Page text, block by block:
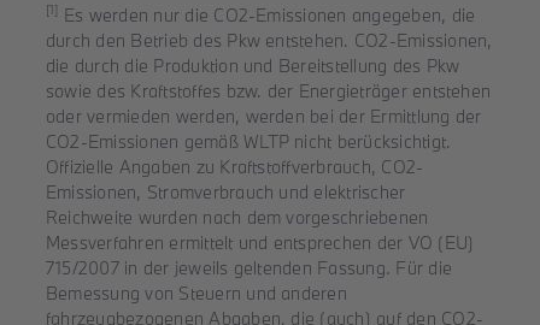
[1] Es werden nur die CO2-Emissionen angegeben, die
durch den Betrieb des Pkw entstehen. CO2-Emissionen,
die durch die Produktion und Bereitstellung des Pkw
sowie des Kraftstoffes bzw. der Energieträger entstehen
oder vermieden werden, werden bei der Ermittlung der
CO2-Emissionen gemäß WLTP nicht berücksichtigt.
Offizielle Angaben zu Kraftstoffverbrauch, CO2-
Emissionen, Stromverbrauch und elektrischer
Reichweite wurden nach dem vorgeschriebenen
Messverfahren ermittelt und entsprechen der VO (EU)
715/2007 in der jeweils geltenden Fassung. Für die
Bemessung von Steuern und anderen
fahrzeugbezogenen Abgaben, die (auch) auf den CO2-